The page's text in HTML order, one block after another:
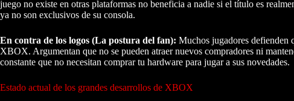
juego no existe en otras plataformas no beneficia a nadie si el título es
ya no son exclusivos de su consola.
En contra de los logos (La postura del fan): Muchos jugadores defienden
XBOX. Argumentan que no se pueden atraer nuevos compradores ni
constante que no necesitan comprar tu hardware para jugar a sus novedades.
Estado actual de los grandes desarrollos de XBOX